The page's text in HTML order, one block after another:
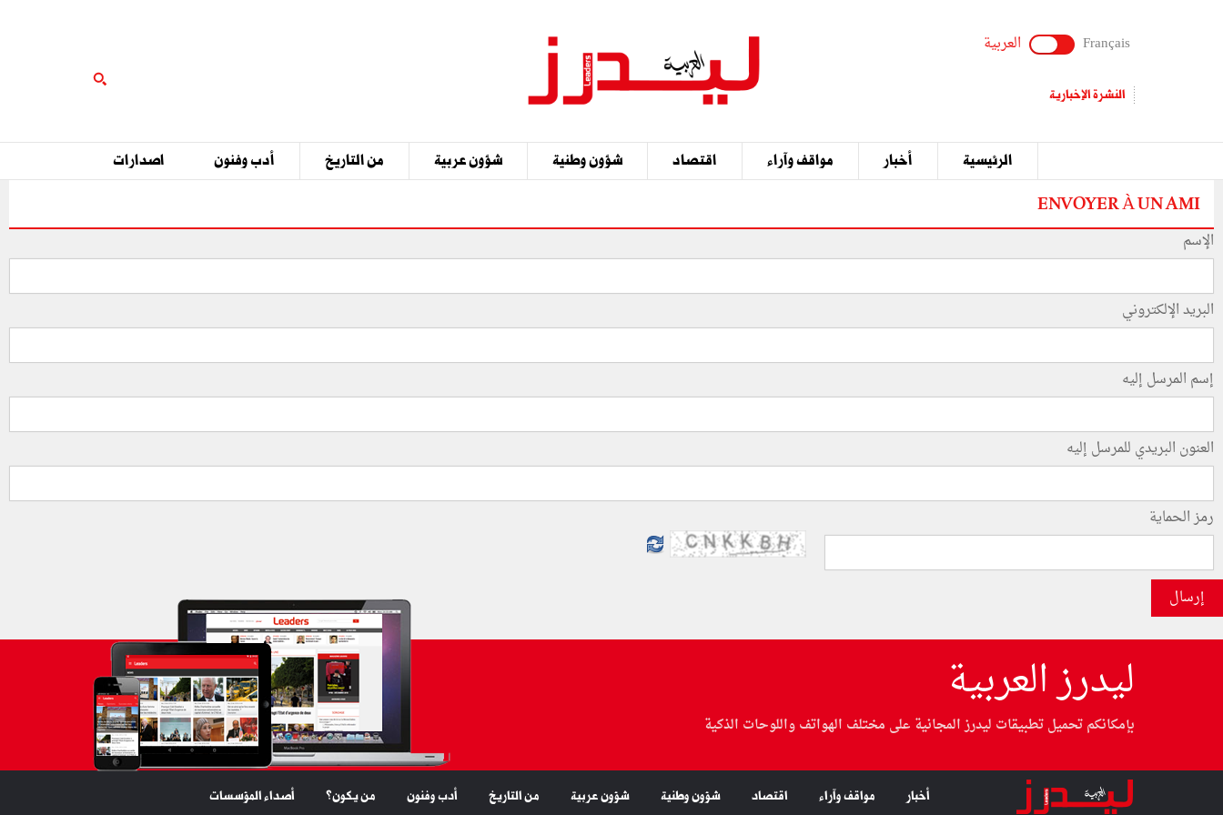
Français العربية
النشرة الإخبارية
الرئيسية أخبار مواقف وآراء اقتصاد شؤون وطنية شؤون عربية من التاريخ أدب وفنون اصدارات
ENVOYER À UN AMI
الإسم
البريد الإلكتروني
إسم المرسل إليه
العنون البريدي للمرسل إليه
رمز الحماية
إرسال
ليدرز العربية
بإمكانكم تحميل تطبيقات ليدرز المجانية على مختلف الهواتف واللوحات الذكية
أخبار مواقف وآراء اقتصاد شؤون وطنية شؤون عربية من التاريخ أدب وفنون من يكون؟ أصداء المؤسسات